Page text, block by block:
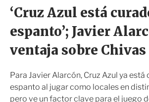
s
i
r
‘Cruz Azul está
espanto’; Javier
ventaja sobre Chivas
Para Javier Alarcón, Cruz Azul ya está
espanto al jugar como locales en
pero ve un factor clave para el juego